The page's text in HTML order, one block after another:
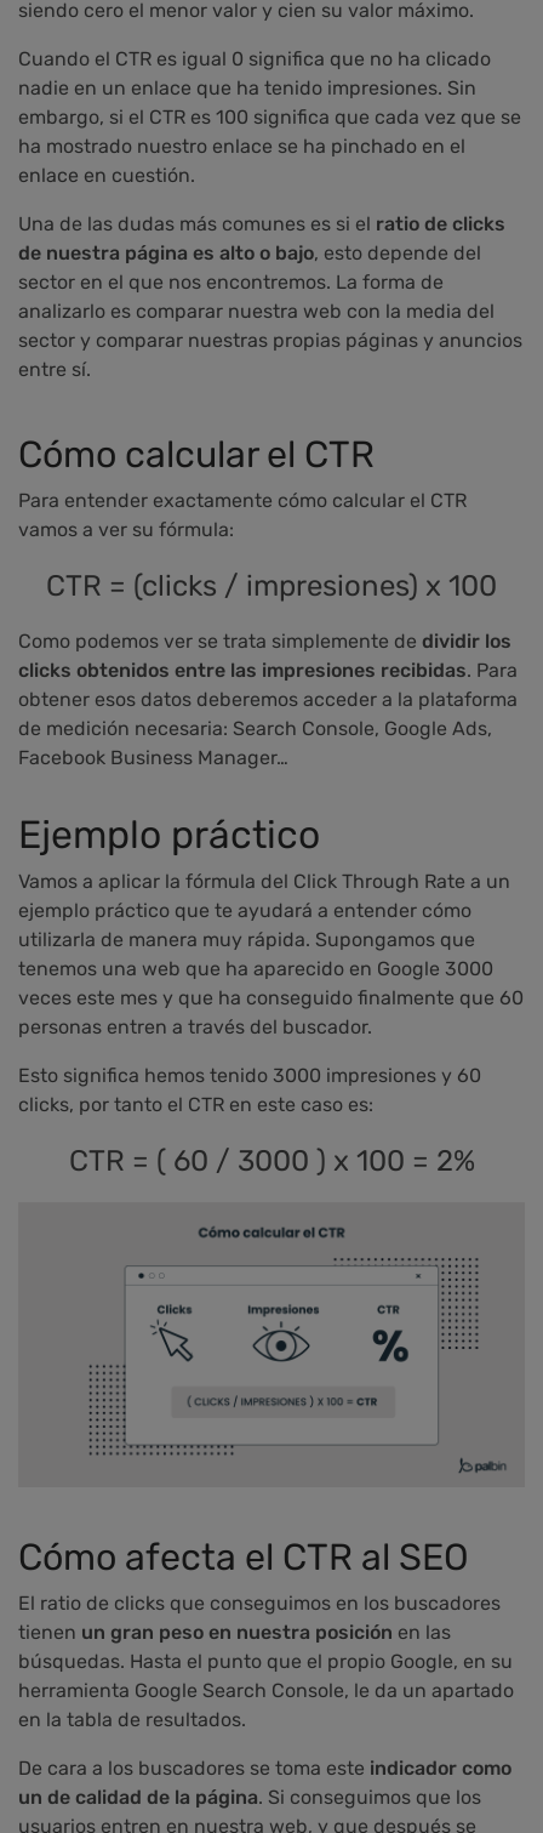
siendo cero el menor valor y cien su valor máximo.
Cuando el CTR es igual 0 significa que no ha clicado
nadie en un enlace que ha tenido impresiones. Sin
embargo, si el CTR es 100 significa que cada vez que se
ha mostrado nuestro enlace se ha pinchado en el
enlace en cuestión.
Una de las dudas más comunes es si el ratio de clicks
de nuestra página es alto o bajo, esto depende del
sector en el que nos encontremos. La forma de
analizarlo es comparar nuestra web con la media del
sector y comparar nuestras propias páginas y anuncios
entre sí.
Cómo calcular el CTR
Para entender exactamente cómo calcular el CTR
vamos a ver su fórmula:
CTR = (clicks / impresiones) x 100
Como podemos ver se trata simplemente de dividir los
clicks obtenidos entre las impresiones recibidas. Para
obtener esos datos deberemos acceder a la plataforma
de medición necesaria: Search Console, Google Ads,
Facebook Business Manager…
Ejemplo práctico
Vamos a aplicar la fórmula del Click Through Rate a un
ejemplo práctico que te ayudará a entender cómo
utilizarla de manera muy rápida. Supongamos que
tenemos una web que ha aparecido en Google 3000
veces este mes y que ha conseguido finalmente que 60
personas entren a través del buscador.
Esto significa hemos tenido 3000 impresiones y 60
clicks, por tanto el CTR en este caso es:
CTR = ( 60 / 3000 ) x 100 = 2%
Cómo afecta el CTR al SEO
El ratio de clicks que conseguimos en los buscadores
tienen un gran peso en nuestra posición en las
búsquedas. Hasta el punto que el propio Google, en su
herramienta Google Search Console, le da un apartado
en la tabla de resultados.
De cara a los buscadores se toma este indicador como
un de calidad de la página. Si conseguimos que los
usuarios entren en nuestra web, y que después se